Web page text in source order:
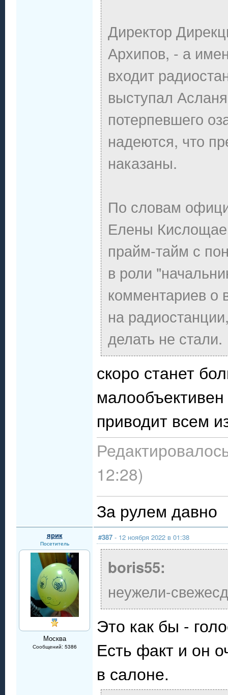
Директор
Архипов, - а
входит
выступал
потерпевшего
надеются, что
наказаны.
По словам
Елены
прайм-тайм с
в роли
комментариев о
на
делать не стали.
скоро станет
приводит всем
12:28)
За рулем давно
ярик
Посетитель
Москва
Сообщений: 5386
#387 - 12 ноября 2022 в 01:38
boris55:
неужели-
Это как бы -
Есть факт и он
в салоне.